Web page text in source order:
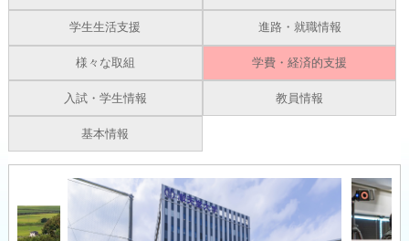
学生生活支援 進路・就職情報
様々な取組 学費・経済的支援
入試・学生情報 教員情報
基本情報